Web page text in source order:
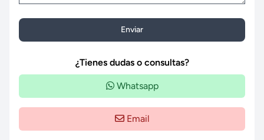
Enviar
¿Tienes dudas o consultas?
Whatsapp
Email